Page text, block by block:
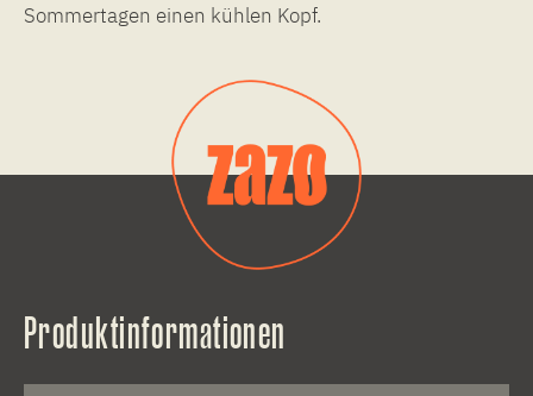
Sommertagen einen kühlen Kopf.
Produktinformationen